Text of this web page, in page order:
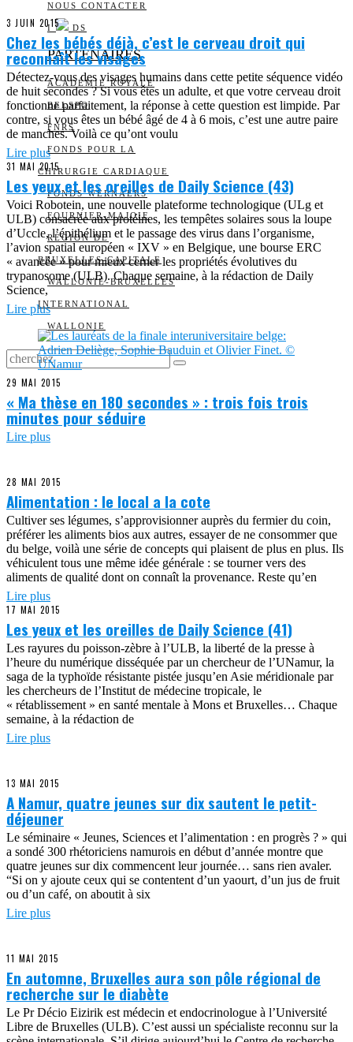
NOUS CONTACTER
I DS
PARTENAIRES
ACADÉMIE ROYALE
BELSPO
FNRS
FONDS POUR LA
CHIRURGIE CARDIAQUE
FONDS WERNAERS
FOURNIER-MAJOIE
RÉGION DE
BRUXELLES-CAPITALE
WALLONIE-BRUXELLES
INTERNATIONAL
WALLONIE
3 JUIN 2015
Chez les bébés déjà, c’est le cerveau droit qui
reconnaît les visages
Détectez-vous des visages humains dans cette petite séquence vidéo
de huit secondes ? Si vous êtes un adulte, et que votre cerveau droit
fonctionne parfaitement, la réponse à cette question est limpide. Par
contre, si vous êtes un bébé âgé de 4 à 6 mois, c’est une autre paire
de manches. Voilà ce qu’ont voulu
Lire plus
31 MAI 2015
Les yeux et les oreilles de Daily Science (43)
Voici Robotein, une nouvelle plateforme technologique (ULg et
ULB) consacrée aux protéines, les tempêtes solaires sous la loupe
d’Uccle, l’épithélium et le passage des virus dans l’organisme,
l’avion spatial européen « IXV » en Belgique, une bourse ERC
« avancée » pour mieux cerner les propriétés évolutives du
trypanosome (ULB). Chaque semaine, à la rédaction de Daily
Science,
Lire plus
29 MAI 2015
« Ma thèse en 180 secondes » : trois fois trois
minutes pour séduire
Lire plus
28 MAI 2015
Alimentation : le local a la cote
Cultiver ses légumes, s’approvisionner auprès du fermier du coin,
préférer les aliments bios aux autres, essayer de ne consommer que
du belge, voilà une série de concepts qui plaisent de plus en plus. Ils
véhiculent tous une même idée générale : se tourner vers des
aliments de qualité dont on connaît la provenance. Reste qu’en
Lire plus
17 MAI 2015
Les yeux et les oreilles de Daily Science (41)
Les rayures du poisson-zèbre à l’ULB, la liberté de la presse à
l’heure du numérique disséquée par un chercheur de l’UNamur, la
saga de la typhoïde résistante pistée jusqu’en Asie méridionale par
les chercheurs de l’Institut de médecine tropicale, le
« rétablissement » en santé mentale à Mons et Bruxelles… Chaque
semaine, à la rédaction de
Lire plus
13 MAI 2015
A Namur, quatre jeunes sur dix sautent le petit-
déjeuner
Le séminaire « Jeunes, Sciences et l’alimentation : en progrès ? » qui
a sondé 300 rhétoriciens namurois en début d’année montre que
quatre jeunes sur dix commencent leur journée… sans rien avaler.
“Si on y ajoute ceux qui se contentent d’un yaourt, d’un jus de fruit
ou d’un café, on aboutit à six
Lire plus
11 MAI 2015
En automne, Bruxelles aura son pôle régional de
recherche sur le diabète
Le Pr Décio Eizirik est médecin et endocrinologue à l’Université
Libre de Bruxelles (ULB). C’est aussi un spécialiste reconnu sur la